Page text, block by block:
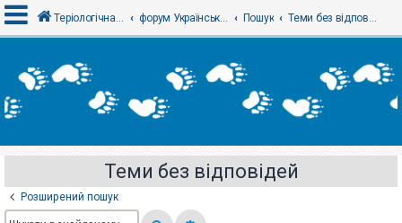
х
і
е
с
Теріологічна школа форум Українського теріологічного товариства Пошук Теми без відповідей
Теми без відповідей
Розширений пошук